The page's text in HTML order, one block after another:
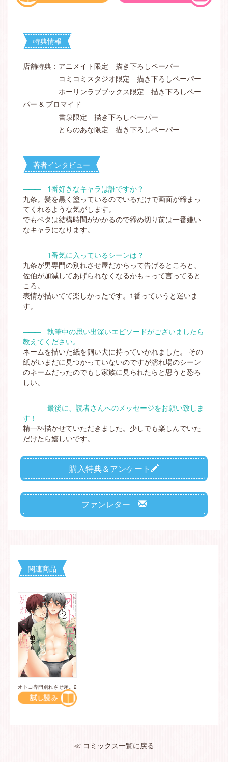
特典情報
店舗特典：アニメイト限定 描き下ろしペーパー
コミコミスタジオ限定 描き下ろしペーパー
ホーリンラブブックス限定 描き下ろしペー
パー & ブロマイド
書泉限定 描き下ろしペーパー
とらのあな限定 描き下ろしペーパー
著者インタビュー
―――1番好きなキャラは誰ですか？
九条。髪を黒く塗っているのでいるだけで画面が締まっ
てくれるような気がします。
でもベタは結構時間がかかるので締め切り前は一番嫌い
なキャラになります。
―――1番気に入っているシーンは？
九条が男専門の別れさせ屋だからって告げるところと、
佐伯が加減してあげられなくなるかも～って言ってると
ころ。
表情が描いてて楽しかったです。1番っていうと迷いま
す。
―――執筆中の思い出深いエピソードがございましたら
教えてください。
ネームを描いた紙を飼い犬に持っていかれました。
その
紙がいまだに見つかっていないのですが濡れ場のシーン
のネームだったのでもし家族に見られたらと思うと恐ろ
しい。
―――最後に、読者さんへのメッセージをお願い致しま
す！
精一杯描かせていただきました。少しでも楽しんでいた
だけたら嬉しいです。
購入特典＆アンケート
ファンレター
関連商品
オトコ専門別れさせ屋。2
≪ コミックス一覧に戻る